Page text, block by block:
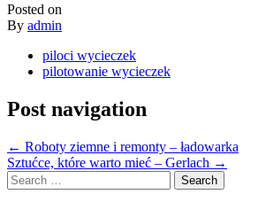
Posted on
By admin
piloci wycieczek
pilotowanie wycieczek
Post navigation
← Roboty ziemne i remonty – ładowarka
Sztućce, które warto mieć – Gerlach →
Search
for: